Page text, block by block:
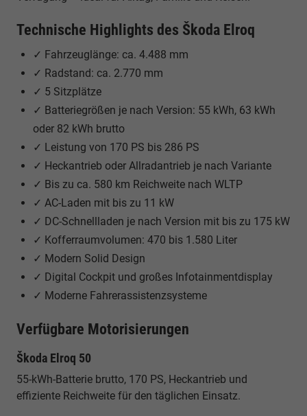
Technische Highlights des Škoda Elroq
✓ Fahrzeuglänge: ca. 4.488 mm
✓ Radstand: ca. 2.770 mm
✓ 5 Sitzplätze
✓ Batteriegrößen je nach Version: 55 kWh, 63 kWh
oder 82 kWh brutto
✓ Leistung von 170 PS bis 286 PS
✓ Heckantrieb oder Allradantrieb je nach Variante
✓ Bis zu ca. 580 km Reichweite nach WLTP
✓ AC-Laden mit bis zu 11 kW
✓ DC-Schnellladen je nach Version mit bis zu 175 kW
✓ Kofferraumvolumen: 470 bis 1.580 Liter
✓ Modern Solid Design
✓ Digital Cockpit und großes Infotainmentdisplay
✓ Moderne Fahrerassistenzsysteme
Verfügbare Motorisierungen
Škoda Elroq 50
55-kWh-Batterie brutto, 170 PS, Heckantrieb und
effiziente Reichweite für den täglichen Einsatz.